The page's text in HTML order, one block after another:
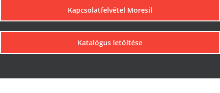
Kapcsolatfelvétel Moresil
Katalógus letöltése